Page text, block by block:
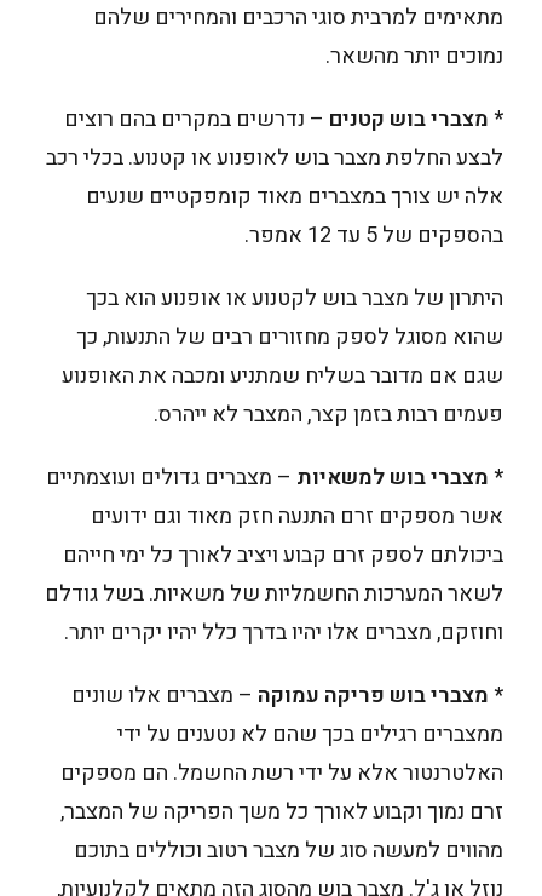
מתאימים למרבית סוגי הרכבים והמחירים שלהם
נמוכים יותר מהשאר.
* מצברי בוש קטנים – נדרשים במקרים בהם רוצים
לבצע החלפת מצבר בוש לאופנוע או קטנוע. בכלי רכב
אלה יש צורך במצברים מאוד קומפקטיים שנעים
בהספקים של 5 עד 12 אמפר.
היתרון של מצבר בוש לקטנוע או אופנוע הוא בכך
שהוא מסוגל לספק מחזורים רבים של התנעות, כך
שגם אם מדובר בשליח שמתניע ומכבה את האופנוע
פעמים רבות בזמן קצר, המצבר לא ייהרס.
* מצברי בוש למשאיות – מצברים גדולים ועוצמתיים
אשר מספקים זרם התנעה חזק מאוד וגם ידועים
ביכולתם לספק זרם קבוע ויציב לאורך כל ימי חייהם
לשאר המערכות החשמליות של משאיות. בשל גודלם
וחוזקם, מצברים אלו יהיו בדרך כלל יהיו יקרים יותר.
* מצברי בוש פריקה עמוקה – מצברים אלו שונים
ממצברים רגילים בכך שהם לא נטענים על ידי
האלטרנטור אלא על ידי רשת החשמל. הם מספקים
זרם נמוך וקבוע לאורך כל משך הפריקה של המצבר,
מהווים למעשה סוג של מצבר רטוב וכוללים בתוכם